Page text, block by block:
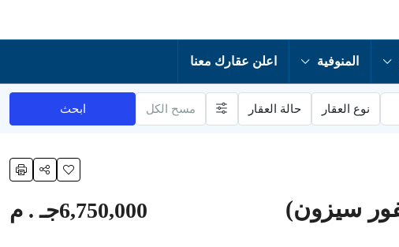
المنوفية اعلن عقارك معنا
نوع العقار حالة العقار مسح الكل ابحث
6,750,000جـ . م